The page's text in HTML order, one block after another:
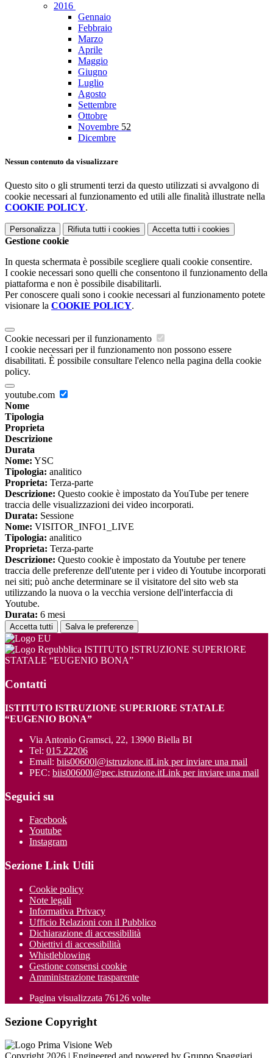
2016
Gennaio
Febbraio
Marzo
Aprile
Maggio
Giugno
Luglio
Agosto
Settembre
Ottobre
Novembre 52
Dicembre
Nessun contenuto da visualizzare
Questo sito o gli strumenti terzi da questo utilizzati si avvalgono di
cookie necessari al funzionamento ed utili alle finalità illustrate nella
COOKIE POLICY.
Personalizza Rifiuta tutti i cookies Accetta tutti i cookies
Gestione cookie
In questa schermata è possibile scegliere quali cookie consentire.
I cookie necessari sono quelli che consentono il funzionamento della
piattaforma e non è possibile disabilitarli.
Per conoscere quali sono i cookie necessari al funzionamento potete
visionare la COOKIE POLICY.
Cookie necessari per il funzionamento
I cookie necessari per il funzionamento non possono essere
disabilitati. È possibile consultare l'elenco nella pagina della cookie
policy.
youtube.com
Nome
Tipologia
Proprieta
Descrizione
Durata
Nome: YSC
Tipologia: analitico
Proprieta: Terza-parte
Descrizione: Questo cookie è impostato da YouTube per tenere
traccia delle visualizzazioni dei video incorporati.
Durata: Sessione
Nome: VISITOR_INFO1_LIVE
Tipologia: analitico
Proprieta: Terza-parte
Descrizione: Questo cookie è impostato da Youtube per tenere
traccia delle preferenze dell'utente per i video di Youtube incorporati
nei siti; può anche determinare se il visitatore del sito web sta
utilizzando la nuova o la vecchia versione dell'interfaccia di
Youtube.
Durata: 6 mesi
Accetta tutti Salva le preferenze
ISTITUTO ISTRUZIONE SUPERIORE
STATALE “EUGENIO BONA”
Contatti
ISTITUTO ISTRUZIONE SUPERIORE STATALE
“EUGENIO BONA”
Via Antonio Gramsci, 22, 13900 Biella BI
Tel: 015 22206
Email: biis00600l@istruzione.itLink per inviare una mail
PEC: biis00600l@pec.istruzione.itLink per inviare una mail
Seguici su
Facebook
Youtube
Instagram
Sezione Link Utili
Cookie policy
Note legali
Informativa Privacy
Ufficio Relazioni con il Pubblico
Dichiarazione di accessibilità
Obiettivi di accessibilità
Whistleblowing
Gestione consensi cookie
Amministrazione trasparente
Pagina visualizzata 76126 volte
Sezione Copyright